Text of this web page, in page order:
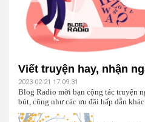
Viết truyện hay, nhận
2023-02-21 17:09:31
Blog Radio mời bạn cộng tác truyện
bút, cũng như các ưu đãi hấp dẫn